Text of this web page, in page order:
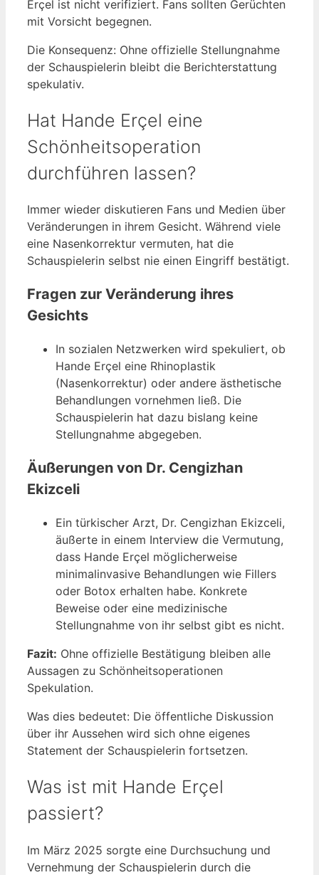
Erçel ist nicht verifiziert. Fans sollten Gerüchten
mit Vorsicht begegnen.
Die Konsequenz: Ohne offizielle Stellungnahme
der Schauspielerin bleibt die Berichterstattung
spekulativ.
Hat Hande Erçel eine
Schönheitsoperation
durchführen lassen?
Immer wieder diskutieren Fans und Medien über
Veränderungen in ihrem Gesicht. Während viele
eine Nasenkorrektur vermuten, hat die
Schauspielerin selbst nie einen Eingriff bestätigt.
Fragen zur Veränderung ihres
Gesichts
In sozialen Netzwerken wird spekuliert, ob
Hande Erçel eine Rhinoplastik
(Nasenkorrektur) oder andere ästhetische
Behandlungen vornehmen ließ. Die
Schauspielerin hat dazu bislang keine
Stellungnahme abgegeben.
Äußerungen von Dr. Cengizhan
Ekizceli
Ein türkischer Arzt, Dr. Cengizhan Ekizceli,
äußerte in einem Interview die Vermutung,
dass Hande Erçel möglicherweise
minimalinvasive Behandlungen wie Fillers
oder Botox erhalten habe. Konkrete
Beweise oder eine medizinische
Stellungnahme von ihr selbst gibt es nicht.
Fazit: Ohne offizielle Bestätigung bleiben alle
Aussagen zu Schönheitsoperationen
Spekulation.
Was dies bedeutet: Die öffentliche Diskussion
über ihr Aussehen wird sich ohne eigenes
Statement der Schauspielerin fortsetzen.
Was ist mit Hande Erçel
passiert?
Im März 2025 sorgte eine Durchsuchung und
Vernehmung der Schauspielerin durch die